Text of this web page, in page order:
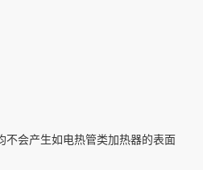
不会产生如电热管类加热器的表面